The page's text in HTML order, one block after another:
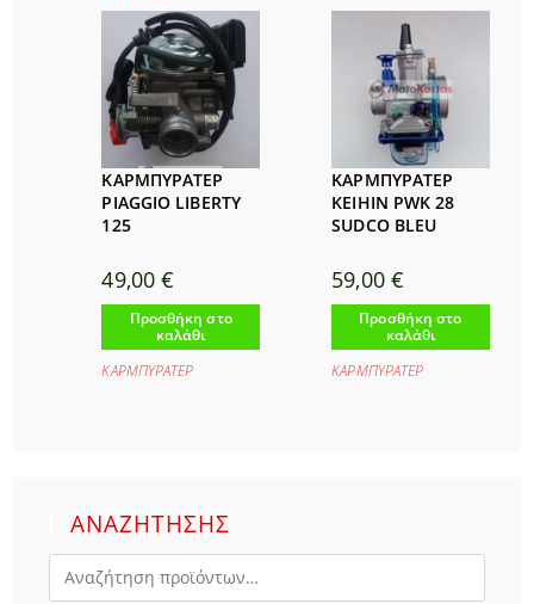
ΚΑΡΜΠΥΡΑΤΕΡ
PIAGGIO LIBERTY
125
49,00€
Προσθήκη στο
καλάθι
ΚΑΡΜΠΥΡΑΤΕΡ
ΚΑΡΜΠΥΡΑΤΕΡ
KEIHIN PWK 28
SUDCO BLEU
59,00 €
Προσθήκη στο
καλάθι
ΚΑΡΜΠΥΡΑΤΕΡ
ΑΝΑΖΗΤΗΣΗΣ